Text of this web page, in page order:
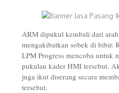
ARM dipukul kembali dari
mengakibatkan sobek di bibir.
LPM Progress mencoba untuk
pukulan kader HMI tersebut.
juga ikut diserang secara
tersebut.